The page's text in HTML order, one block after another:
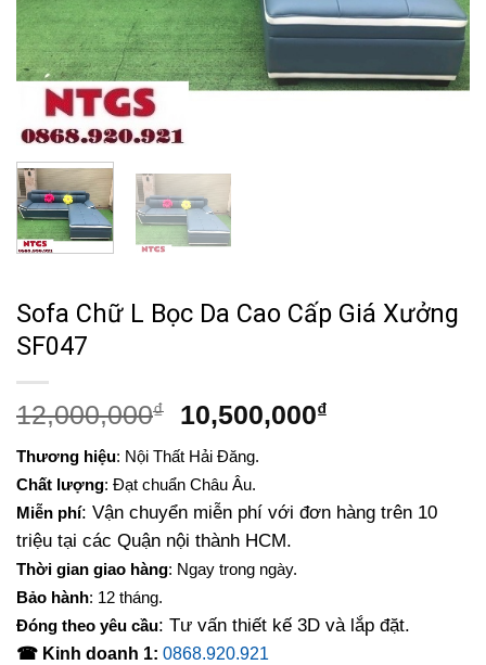
Sofa Chữ L Bọc Da Cao Cấp Giá Xưởng
SF047
12,000,000₫
Giá
là:
12,000,000₫.
10,500,000₫Giá
10,500,000₫.
Thương hiệu: Nội Thất Hải Đăng.
Chất lượng: Đạt chuẩn Châu Âu.
Miễn phí: Vận chuyển miễn phí với đơn hàng trên 10
triệu tại các Quận nội thành HCM.
Thời gian giao hàng: Ngay trong ngày.
Bảo hành: 12 tháng.
Đóng theo yêu cầu: Tư vấn thiết kế 3D và lắp đặt.
☎ Kinh doanh 1: 0868.920.921